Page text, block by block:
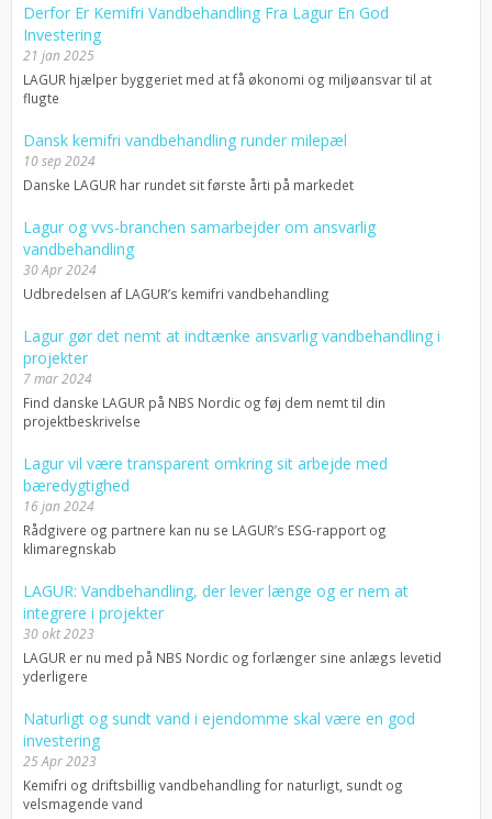
Derfor Er Kemifri Vandbehandling Fra Lagur En God
Investering
21 jan 2025
LAGUR hjælper byggeriet med at få økonomi og miljøansvar til at
flugte
Dansk kemifri vandbehandling runder milepæl
10 sep 2024
Danske LAGUR har rundet sit første årti på markedet
Lagur og vvs-branchen samarbejder om ansvarlig
vandbehandling
30 Apr 2024
Udbredelsen af LAGUR’s kemifri vandbehandling
Lagur gør det nemt at indtænke ansvarlig vandbehandling i
projekter
7 mar 2024
Find danske LAGUR på NBS Nordic og føj dem nemt til din
projektbeskrivelse
Lagur vil være transparent omkring sit arbejde med
bæredygtighed
16 jan 2024
Rådgivere og partnere kan nu se LAGUR’s ESG-rapport og
klimaregnskab
LAGUR: Vandbehandling, der lever længe og er nem at
integrere i projekter
30 okt 2023
LAGUR er nu med på NBS Nordic og forlænger sine anlægs levetid
yderligere
Naturligt og sundt vand i ejendomme skal være en god
investering
25 Apr 2023
Kemifri og driftsbillig vandbehandling for naturligt, sundt og
velsmagende vand